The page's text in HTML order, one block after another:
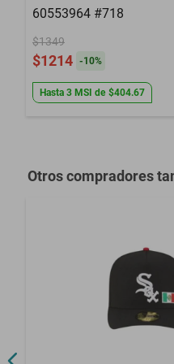
60553964 #718
$1349
$1214 -10%
Hasta 3 MSI de $404.67
Otros compradores